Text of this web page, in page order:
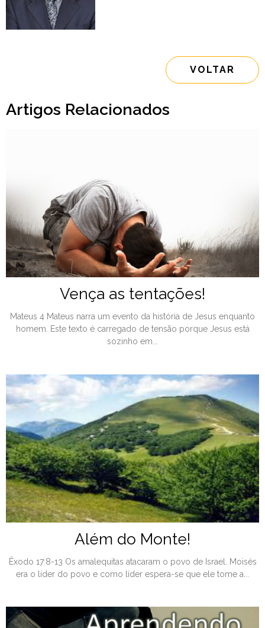
VOLTAR
Artigos Relacionados
Vença as tentações!
Mateus 4 Mateus narra um evento da história de Jesus enquanto
homem. Este texto é carregado de tensão porque Jesus está
sozinho em...
Além do Monte!
Êxodo 17:8-13 Os amalequitas atacaram o povo de Israel. Moisés
era o líder do povo e como líder espera-se que ele tome a...